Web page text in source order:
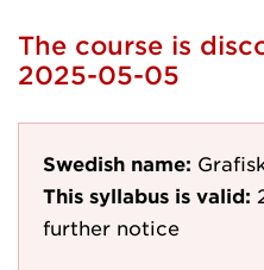
The course is
2025-05-05
Swedish name:
This syllabus is valid:
further notice